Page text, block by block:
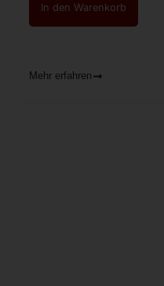
In den Warenkorb
Mehr erfahren